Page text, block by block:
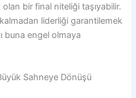
bir final niteliği taşıyabilir.
liderliği garantilemek
buna engel olmaya
Sahneye Dönüşü